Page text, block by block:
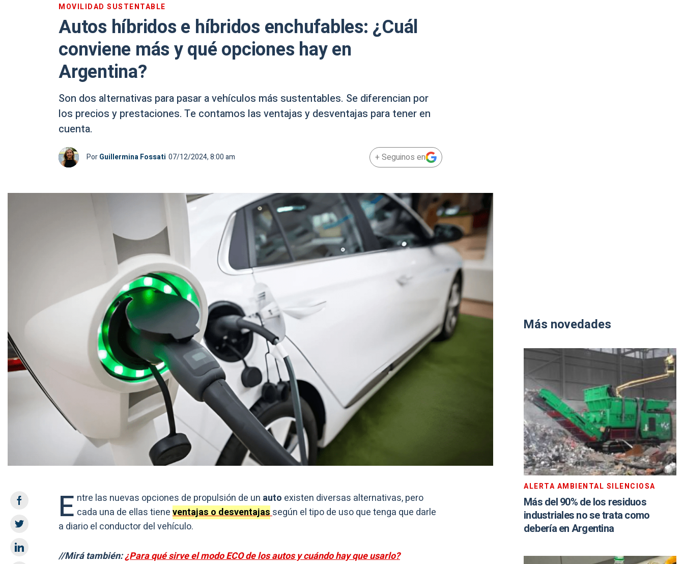
MOVILIDAD SUSTENTABLE
Autos híbridos e híbridos enchufables: ¿Cuál
conviene más y qué opciones hay en
Argentina?
Son dos alternativas para pasar a vehículos más sustentables. Se diferencian por
los precios y prestaciones. Te contamos las ventajas y desventajas para tener en
cuenta.
PorGuillermina Fossati 07/12/2024, 8:00 am + Seguinos en
E ntre las nuevas opciones de propulsión de un auto existen diversas alternativas, pero
cada una de ellas tieneventajas o desventajassegún el tipo de uso que tenga que darle
a diario el conductor del vehículo.
//Mirá también:¿Para qué sirve el modo ECO de los autos y cuándo hay que usarlo?
Más novedades
ALERTA AMBIENTAL SILENCIOSA
Más del 90% de los residuos
industriales no se trata como
debería en Argentina